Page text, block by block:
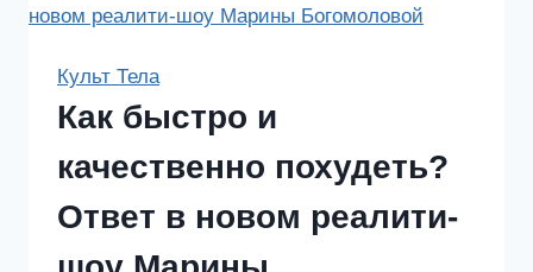
Тела-2».
«культят»
Культ Тела
Как быстро и
качественно похудеть?
Ответ в новом реалити-